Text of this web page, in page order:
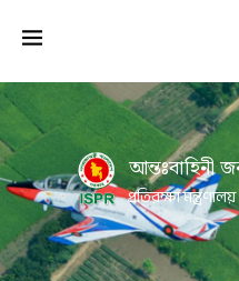
আন্তঃবাহিনী
প্রতিরক্ষা মন্ত্রণালয়